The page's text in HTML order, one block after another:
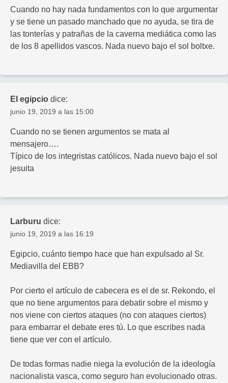
Cuando no hay nada fundamentos con lo que argumentar
y se tiene un pasado manchado que no ayuda, se tira de
las tonterías y patrañas de la caverna mediática como las
de los 8 apellidos vascos. Nada nuevo bajo el sol boltxe.
El egipcio dice:
junio 19, 2019 a las 15:00
Cuando no se tienen argumentos se mata al
mensajero….
Típico de los integristas católicos. Nada nuevo bajo el sol
jesuita
Larburu dice:
junio 19, 2019 a las 16:19
Egipcio, cuánto tiempo hace que han expulsado al Sr.
Mediavilla del EBB?
Por cierto el artículo de cabecera es el de sr. Rekondo, el
que no tiene argumentos para debatir sobre el mismo y
nos viene con ciertos ataques (no con ataques ciertos)
para embarrar el debate eres tú. Lo que escribes nada
tiene que ver con el artículo.
De todas formas nadie niega la evolución de la ideología
nacionalista vasca, como seguro han evolucionado otras.